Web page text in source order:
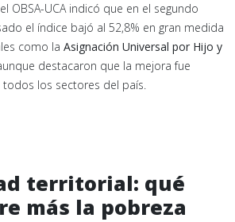
OBSA-UCA indicó que en el segundo
el índice bajó al 52,8% en gran medida
como la Asignación Universal por Hijo y
destacaron que la mejora fue
todos los sectores del país.
territorial: qué
más la pobreza